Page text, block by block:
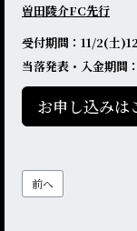
曽⽥陵介FC先行
受付期間：11/2(土
当落発表・入金期
お申し込みは
前へ